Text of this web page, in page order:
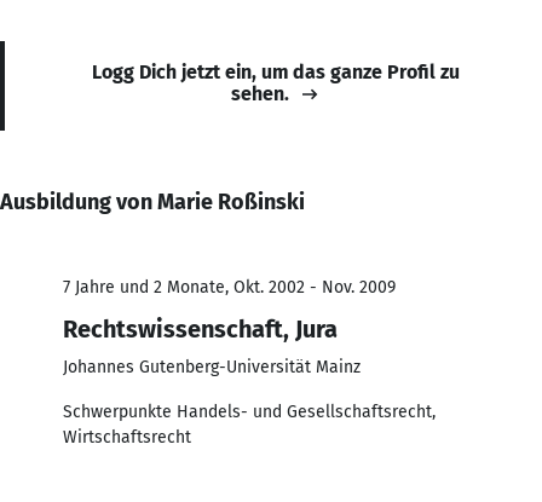
Logg Dich jetzt ein, um das ganze Profil zu
sehen.
Ausbildung von Marie Roßinski
7 Jahre und 2 Monate, Okt. 2002 - Nov. 2009
Rechtswissenschaft, Jura
Johannes Gutenberg-Universität Mainz
Schwerpunkte Handels- und Gesellschaftsrecht,
Wirtschaftsrecht